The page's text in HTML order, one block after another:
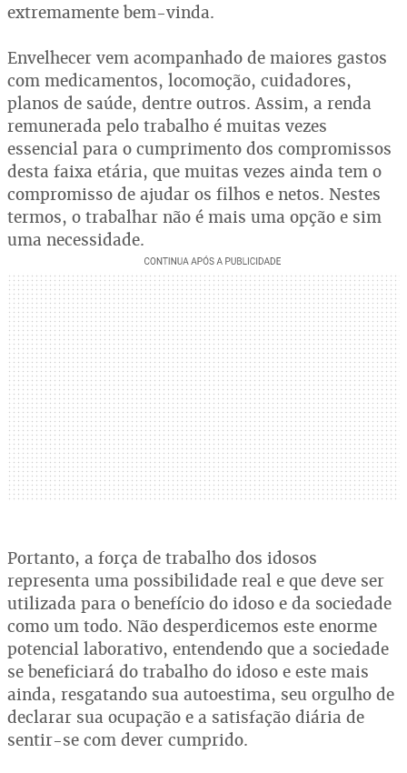
extremamente bem-vinda.
Envelhecer vem acompanhado de maiores gastos
com medicamentos, locomoção, cuidadores,
planos de saúde, dentre outros. Assim, a renda
remunerada pelo trabalho é muitas vezes
essencial para o cumprimento dos compromissos
desta faixa etária, que muitas vezes ainda tem o
compromisso de ajudar os filhos e netos. Nestes
termos, o trabalhar não é mais uma opção e sim
uma necessidade.
Portanto, a força de trabalho dos idosos
representa uma possibilidade real e que deve ser
utilizada para o benefício do idoso e da sociedade
como um todo. Não desperdicemos este enorme
potencial laborativo, entendendo que a sociedade
se beneficiará do trabalho do idoso e este mais
ainda, resgatando sua autoestima, seu orgulho de
declarar sua ocupação e a satisfação diária de
sentir-se com dever cumprido.